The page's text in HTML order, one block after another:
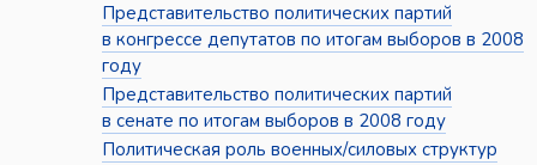
Представительство политических партий
в конгрессе депутатов по итогам выборов в 2008
году
Представительство политических партий
в сенате по итогам выборов в 2008 году
Политическая роль военных/силовых структур